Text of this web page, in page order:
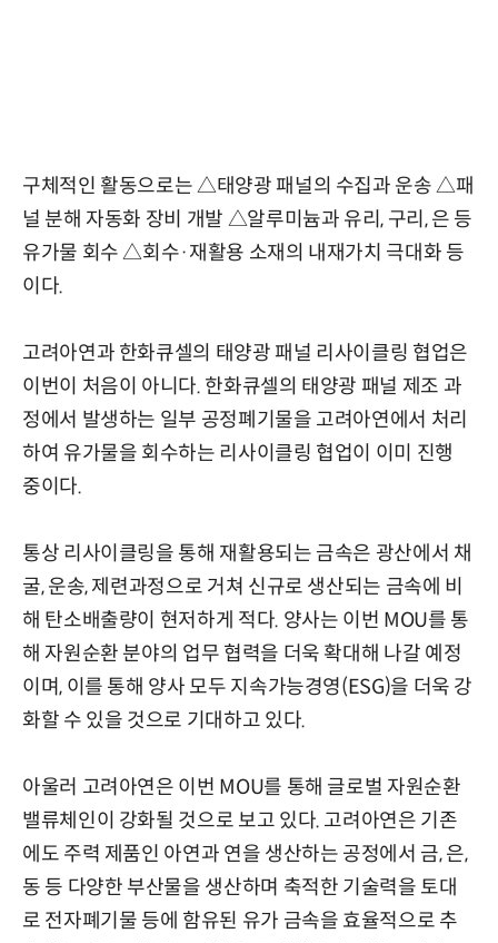
구체적인 활동으로는 △태양광 패널의 수집과 운송 △패
널 분해 자동화 장비 개발 △알루미늄과 유리, 구리, 은 등
유가물 회수 △회수·재활용 소재의 내재가치 극대화 등
이다.
고려아연과 한화큐셀의 태양광 패널 리사이클링 협업은
이번이 처음이 아니다. 한화큐셀의 태양광 패널 제조 과
정에서 발생하는 일부 공정폐기물을 고려아연에서 처리
하여 유가물을 회수하는 리사이클링 협업이 이미 진행
중이다.
통상 리사이클링을 통해 재활용되는 금속은 광산에서 채
굴, 운송, 제련과정으로 거쳐 신규로 생산되는 금속에 비
해 탄소배출량이 현저하게 적다. 양사는 이번 MOU를 통
해 자원순환 분야의 업무 협력을 더욱 확대해 나갈 예정
이며, 이를 통해 양사 모두 지속가능경영(ESG)을 더욱 강
화할 수 있을 것으로 기대하고 있다.
아울러 고려아연은 이번 MOU를 통해 글로벌 자원순환
밸류체인이 강화될 것으로 보고 있다. 고려아연은 기존
에도 주력 제품인 아연과 연을 생산하는 공정에서 금, 은,
동 등 다양한 부산물을 생산하며 축적한 기술력을 토대
로 전자폐기물 등에 함유된 유가 금속을 효율적으로 추